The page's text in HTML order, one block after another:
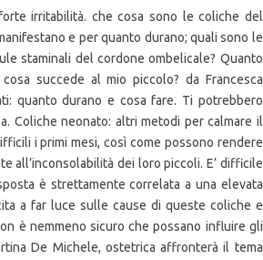
irritabilità. che cosa sono le coliche del
e per quanto durano; quali sono le
staminali del cordone ombelicale? Quanto
succede al mio piccolo? da Francesca
quanto durano e cosa fare. Ti potrebbero
Coliche neonato: altri metodi per calmare il
i primi mesi, così come possono rendere
all’inconsolabilità dei loro piccoli. E’ difficile
è strettamente correlata a una elevata
a far luce sulle cause di queste coliche e
è nemmeno sicuro che possano influire gli
De Michele, ostetrica affronterà il tema